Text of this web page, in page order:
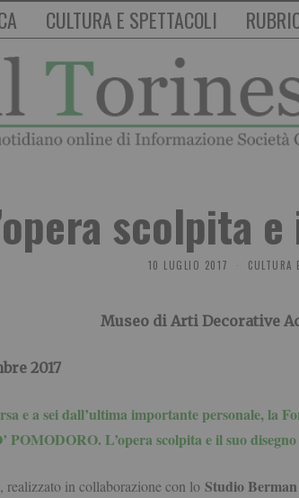
CULTURA E SPETTACOLI
scolpita
10 LUGLIO 2017 CULTURA
Museo di Arti Decorative
2017
e a sei dall’ultima importante personale, la
POMODORO. L’opera scolpita e il suo
realizzato in collaborazione con lo Studio